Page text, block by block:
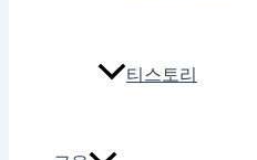
티스토리